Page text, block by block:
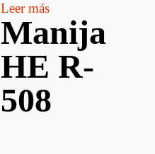
Leer más
Manija
HE R-
508